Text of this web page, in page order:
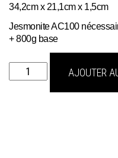
34,2cm x 21,1cm x 1,5cm
Jesmonite AC100
+ 800g base
quantité
de
AJOUTER